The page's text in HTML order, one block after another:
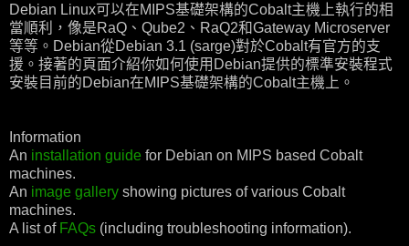
Debian Linux可以在MIPS基礎架構的Cobalt主機上執行的相
當順利，像是RaQ、Qube2、RaQ2和Gateway Microserver
等等。Debian從Debian 3.1 (sarge)對於Cobalt有官方的支
援。接著的頁面介紹你如何使用Debian提供的標準安裝程式
安裝目前的Debian在MIPS基礎架構的Cobalt主機上。
Information
An installation guide for Debian on MIPS based Cobalt
machines.
An image gallery showing pictures of various Cobalt
machines.
A list of FAQs (including troubleshooting information).